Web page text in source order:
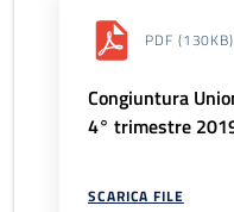
PDF (130KB)
Congiuntura
4° trimestre
SCARICA FILE